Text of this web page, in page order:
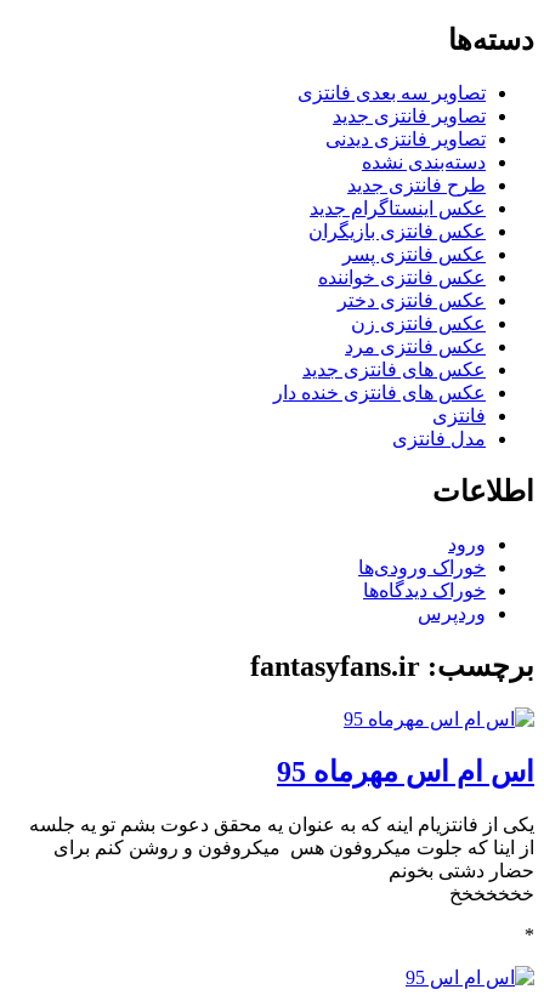
دسته‌ها
تصاویر سه بعدی فانتزی
تصاویر فانتزی جدید
تصاویر فانتزی دیدنی
دسته‌بندی نشده
طرح فانتزی جدید
عکس اینستاگرام جدید
عکس فانتزی بازیگران
عکس فانتزی پسر
عکس فانتزی خواننده
عکس فانتزی دختر
عکس فانتزی زن
عکس فانتزی مرد
عکس های فانتزی جدید
عکس های فانتزی خنده دار
فانتزی
مدل فانتزی
اطلاعات
ورود
خوراک ورودی‌ها
خوراک دیدگاه‌ها
وردپرس
برچسب: fantasyfans.ir
اس ام اس مهرماه 95
یکی از فانتزیام اینه که به عنوان یه محقق دعوت بشم تو یه جلسه
از اینا که جلوت میکروفون هس میکروفون و روشن کنم برای
حضار دشتی بخونم
خخخخخخخ
*